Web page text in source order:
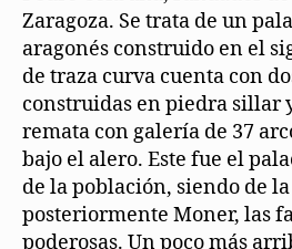
Zaragoza. Se trata de un
aragonés construido en el
de traza curva cuenta con
construidas en piedra sillar
remata con galería de 37
bajo el alero. Este fue el
de la población, siendo de
posteriormente Moner, las
poderosas. Un poco más